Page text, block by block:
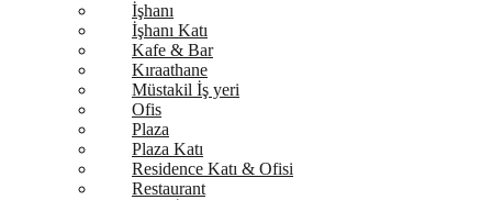
İşhanı
İşhanı Katı
Kafe & Bar
Kıraathane
Müstakil İş yeri
Ofis
Plaza
Plaza Katı
Residence Katı & Ofisi
Restaurant